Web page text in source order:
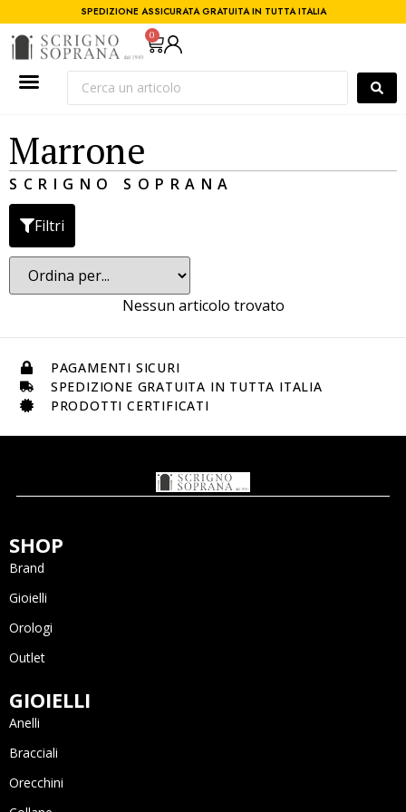
SPEDIZIONE ASSICURATA GRATUITA IN TUTTA ITALIA
0
Marrone
SCRIGNO SOPRANA
Filtri
Nessun articolo trovato
PAGAMENTI SICURI
SPEDIZIONE GRATUITA IN TUTTA ITALIA
PRODOTTI CERTIFICATI
SHOP
Brand
Gioielli
Orologi
Outlet
GIOIELLI
Anelli
Bracciali
Orecchini